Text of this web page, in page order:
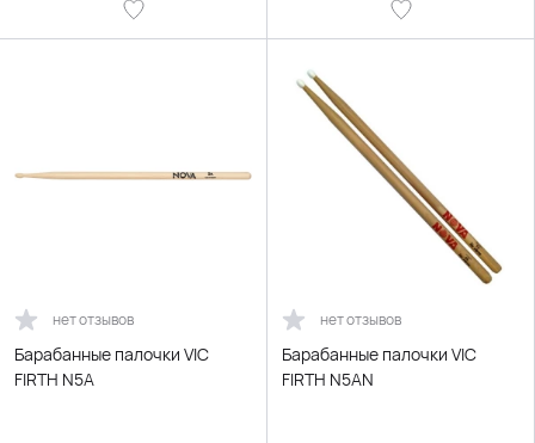
нет отзывов
Барабанные палочки VIC
FIRTH N5A
нет отзывов
Барабанные палочки VIC
FIRTH N5AN